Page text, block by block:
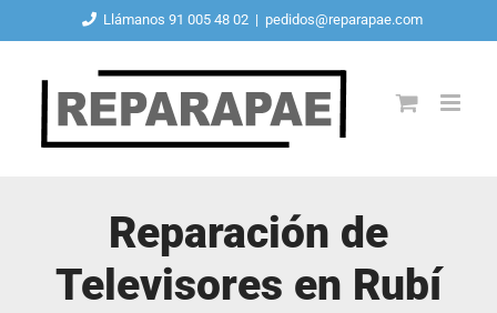
contenido
Llámanos 91 005 48 02 | pedidos@reparapae.com
Reparación de
Televisores en Rubí